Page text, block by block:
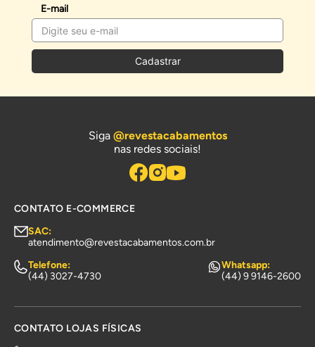
E-mail
Cadastrar
Siga @revestacabamentos
nas redes sociais!
CONTATO E-COMMERCE
SAC:
atendimento@revestacabamentos.com.br
Telefone:
(44) 3027-4730
Whatsapp:
(44) 9 9146-2600
CONTATO LOJAS FÍSICAS